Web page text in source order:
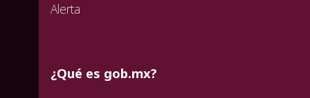
Alerta
¿Qué es gob.mx?